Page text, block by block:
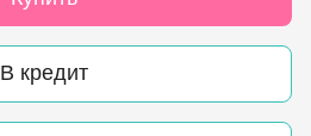
В кредит